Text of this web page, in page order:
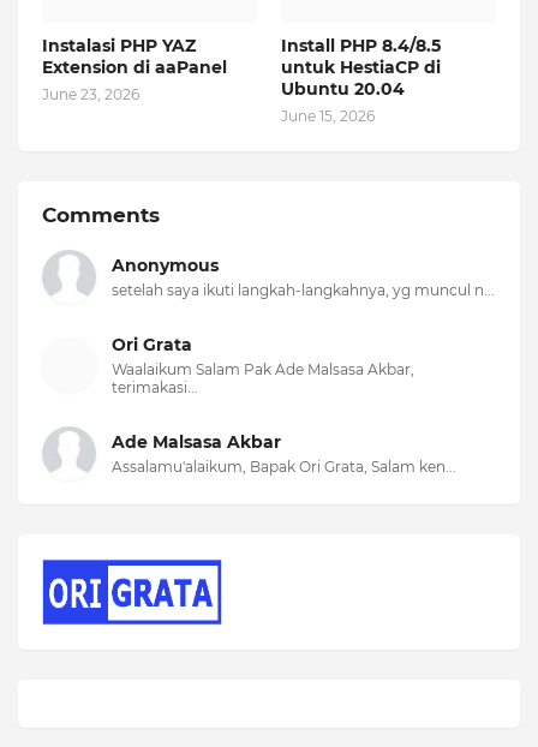
Instalasi PHP YAZ
Extension di aaPanel
June 23, 2026
Install PHP 8.4/8.5
untuk HestiaCP di
Ubuntu 20.04
June 15, 2026
Comments
Anonymous
setelah saya ikuti langkah-langkahnya, yg muncul n...
Ori Grata
Waalaikum Salam Pak Ade Malsasa Akbar,
terimakasi...
Ade Malsasa Akbar
Assalamu'alaikum, Bapak Ori Grata, Salam ken...